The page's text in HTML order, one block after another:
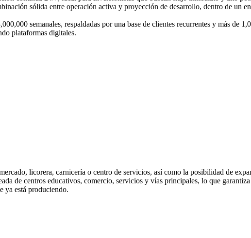
sólida entre operación activa y proyección de desarrollo, dentro de un
semanales, respaldadas por una base de clientes recurrentes y más de
plataformas digitales.
licorera, carnicería o centro de servicios, así como la posibilidad de
de centros educativos, comercio, servicios y vías principales, lo que
ya está produciendo.